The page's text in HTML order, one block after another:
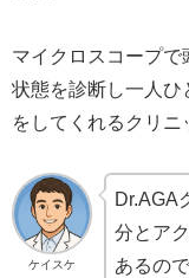
マイクロスコープ
状態を診断し一人ひ
をしてくれるクリニ
ケイスケ
Dr.AGA
分とア
あるの